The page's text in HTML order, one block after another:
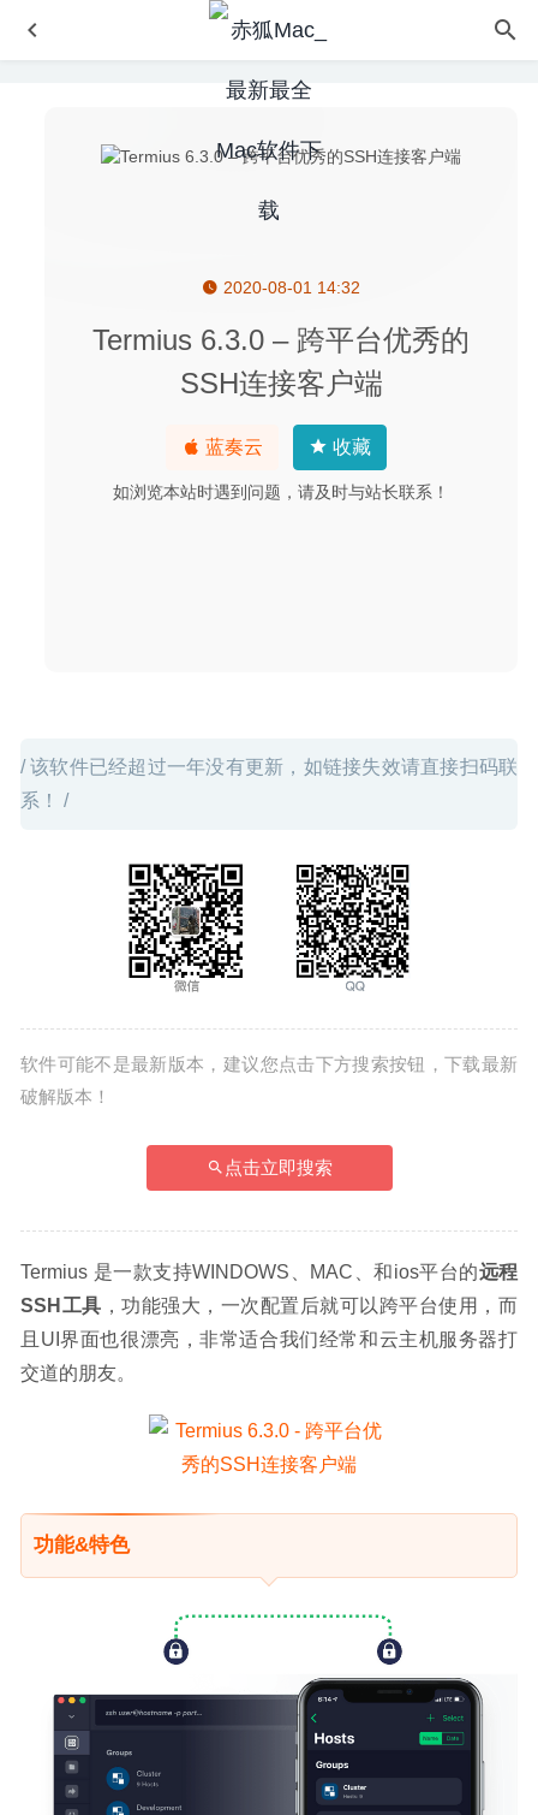
2020-08-01 14:32
Termius 6.3.0 – 跨平台优秀的
SSH连接客户端
蓝奏云 收藏
如浏览本站时遇到问题，请及时与站长联系！
/ 该软件已经超过一年没有更新，如链接失效请直接扫码联
系！ /
软件可能不是最新版本，建议您点击下方搜索按钮，下载最新
破解版本！
点击立即搜索
Termius 是一款支持WINDOWS、MAC、和ios平台的远程
SSH工具 ，功能强大，一次配置后就可以跨平台使用，而
且UI界面也很漂亮，非常适合我们经常和云主机服务器打
交道的朋友。
功能&特色
PDF Image Xtractor 1.3.7 – PDF文档图片提取工具
Chaotica 2.0.23 for Mac- 分形艺术作品创作工具 2020-03-
DoYourData AppUninser Professional 5.9 – 功能强大易用
2022-06-25
InVision Studio 1.28.0 for Mac 中文版-全球界面最好的设计